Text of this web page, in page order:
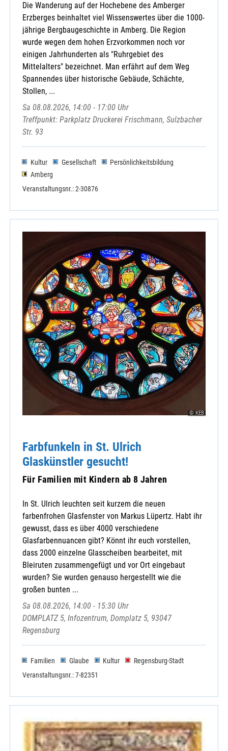
Die Wanderung auf der Hochebene des Amberger
Erzberges beinhaltet viel Wissenswertes über die 1000-
jährige Bergbaugeschichte in Amberg. Die Region
wurde wegen dem hohen Erzvorkommen noch vor
einigen Jahrhunderten als "Ruhrgebiet des
Mittelalters" bezeichnet. Man erfährt auf dem Weg
Spannendes über historische Gebäude, Schächte,
Stollen, ...
Sa 08.08.2026, 14:00 - 17:00 Uhr
Treffpunkt: Parkplatz Druckerei Frischmann, Sulzbacher
Str. 93
Kultur Gesellschaft
Persönlichkeitsbildung
Amberg
Veranstaltungsnr.: 2-30876
© KEB
Farbfunkeln in St. Ulrich
Glaskünstler gesucht!
Für Familien mit Kindern ab 8 Jahren
In St. Ulrich leuchten seit kurzem die neuen
farbenfrohen Glasfenster von Markus Lüpertz. Habt ihr
gewusst, dass es über 4000 verschiedene
Glasfarbennuancen gibt? Könnt ihr euch vorstellen,
dass 2000 einzelne Glasscheiben bearbeitet, mit
Bleiruten zusammengefügt und vor Ort eingebaut
wurden? Sie wurden genauso hergestellt wie die
großen bunten ...
Sa 08.08.2026, 14:00 - 15:30 Uhr
DOMPLATZ 5, Infozentrum, Domplatz 5, 93047
Regensburg
Familien Glaube Kultur
Regensburg-Stadt
Veranstaltungsnr.: 7-82351